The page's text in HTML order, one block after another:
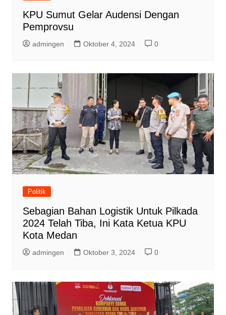
KPU Sumut Gelar Audensi Dengan
Pemprovsu
admingen Oktober 4, 2024 0
Politik
Sebagian Bahan Logistik Untuk Pilkada
2024 Telah Tiba, Ini Kata Ketua KPU
Kota Medan
admingen Oktober 3, 2024 0